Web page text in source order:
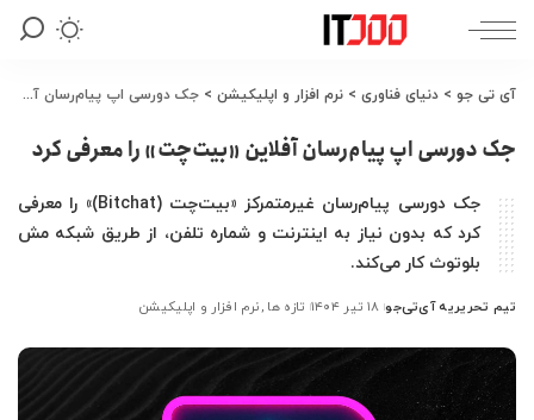
آی تی جو > دنیای فناوری > نرم افزار و اپلیکیشن > جک دورسی اپ پیام‌رسان آفلاین «بیت‌چت» را معرفی کرد
جک دورسی اپ پیام‌رسان آفلاین «بیت‌چت» را معرفی کرد
جک دورسی پیام‌رسان غیرمتمرکز «بیت‌چت (Bitchat)» را معرفی
کرد که بدون نیاز به اینترنت و شماره تلفن، از طریق شبکه مش
بلوتوث کار می‌کند.
ارسال
توسط
تیم تحریریه آی‌تی‌جو ۱۸ تیر ۱۴۰۴ تازه ها نرم افزار و اپلیکیشن